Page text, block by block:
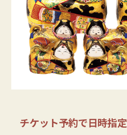
チケット予約で日時指定